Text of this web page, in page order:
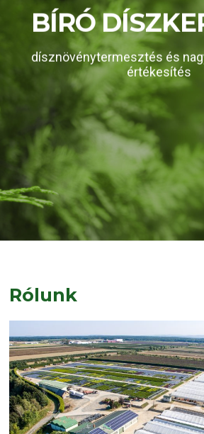
BÍRÓ
dísznövénytermesztés és
értékesítés
AKCIÓS
KATTINTSON AZ AKCIÓS
Rólunk